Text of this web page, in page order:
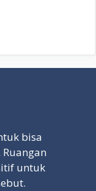
bisa
untuk